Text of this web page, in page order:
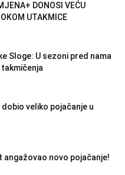
DONOSI VEĆU
UTAKMICE
Sloge: U sezoni pred nama
dobio veliko pojačanje u
angažovao novo pojačanje!